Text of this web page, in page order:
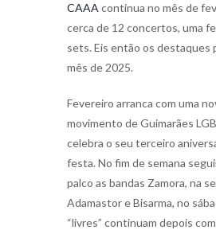
CAAA continua no mês de
cerca de 12 concertos, uma
sets. Eis então os destaques
mês de 2025.
Fevereiro arranca com uma
movimento de Guimarães
celebra o seu terceiro
festa. No fim de semana
palco as bandas Zamora, na
Adamastor e Bisarma, no
“livres” continuam depois